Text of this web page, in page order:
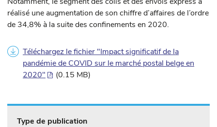
réalisé une augmentation de son chiffre d’affaires de l’ordre
de 34,8% à la suite des confinements en 2020.
Téléchargez le fichier "Impact significatif de la
pandémie de COVID sur le marché postal belge en
2020"
(0.15 MB)
Type de publication